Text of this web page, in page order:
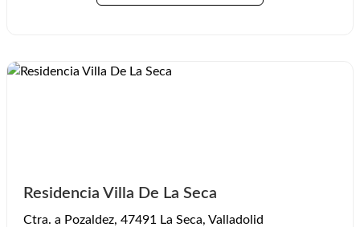
Residencia Villa De La Seca
Ctra. a Pozaldez, 47491 La Seca, Valladolid